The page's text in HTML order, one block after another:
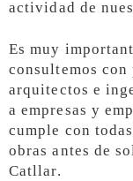
actividad de
Es muy
consultemos con
arquitectos e
a empresas y
cumple con
obras antes de
Catllar.